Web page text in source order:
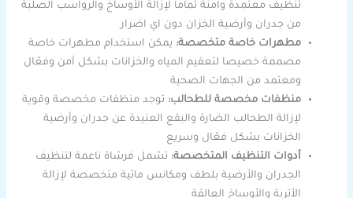
تنظيف معتمدة وآمنة تماما لإزالة الأوساخ والرواسب الصلبة
من جدران وأرضية الخزان دون اي اضرار
مطهرات خاصة متخصصة: يمكن استخدام مطهرات خاصة
مصممة خصيصا لتعقيم المياه والخزانات بشكل آمن وفعّال
ومعتمد من الجهات الصحية
منظفات مخصصة للطحالب: توجد منظفات مخصصة وقوية
لإزالة الطحالب الضارة والبقع العنيدة عن جدران وأرضية
الخزانات بشكل فعّال وسريع
أدوات التنظيف المتخصصة: تشمل فرشاة ناعمة لتنظيف
الجدران والأرضية بلطف ومكانس مائية متخصصة لإزالة
الأتربة والأوساخ العالقة